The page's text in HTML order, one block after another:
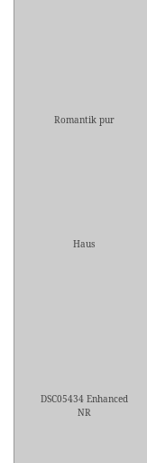
Romantik pur
Haus
DSC05434 Enhanced
NR